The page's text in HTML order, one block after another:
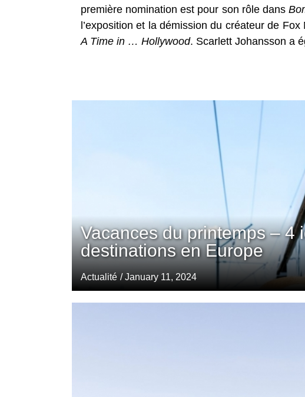
première nomination est pour son rôle dans
l’exposition et la démission du créateur de
A Time in … Hollywood. Scarlett Johansson a
Vacances du printemps – 4
destinations en Europe
Actualité / January 11, 2024